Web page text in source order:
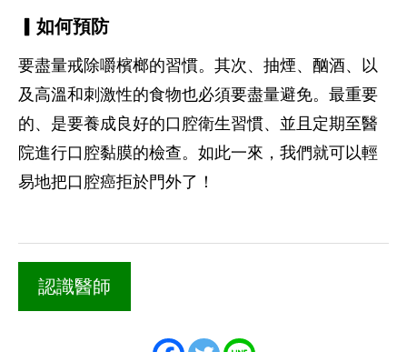
▎如何預防
要盡量戒除嚼檳榔的習慣。其次、抽煙、酗酒、以
及高溫和刺激性的食物也必須要盡量避免。最重要
的、是要養成良好的口腔衛生習慣、並且定期至醫
院進行口腔黏膜的檢查。如此一來，我們就可以輕
易地把口腔癌拒於門外了！
認識醫師